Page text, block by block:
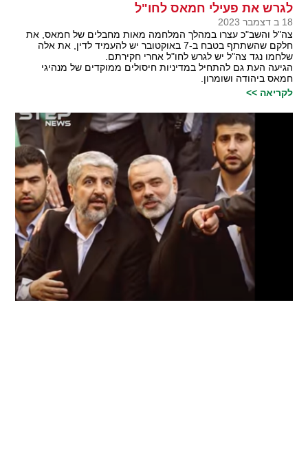
לגרש את פעילי חמאס לחו"ל
18 ב דצמבר 2023
צה"ל והשב"כ עצרו במהלך המלחמה מאות מחבלים של חמאס, את
חלקם שהשתתף בטבח ב-7 באוקטובר יש להעמיד לדין, את אלה
שלחמו נגד צה"ל יש לגרש לחו"ל אחרי חקירתם.
הגיעה העת גם להתחיל במדיניות חיסולים ממוקדים של מנהיגי
חמאס ביהודה ושומרון.
לקריאה >>